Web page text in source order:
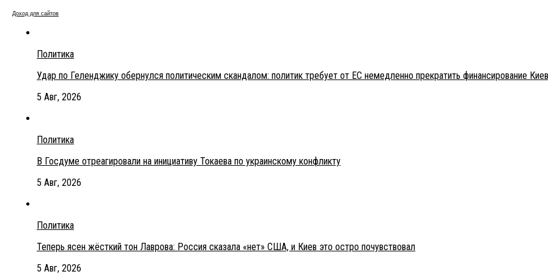
Доход для сайтов
Политика
Удар по Геленджику обернулся политическим скандалом: политик требует от ЕС немедленно прекратить финансирование
5 Авг, 2026
Политика
В Госдуме отреагировали на инициативу Токаева по украинскому конфликту
5 Авг, 2026
Политика
Теперь ясен жёсткий тон Лаврова: Россия сказала «нет» США, и Киев это остро почувствовал
5 Авг, 2026